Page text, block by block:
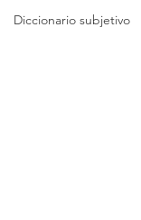
Diccionario subjetivo